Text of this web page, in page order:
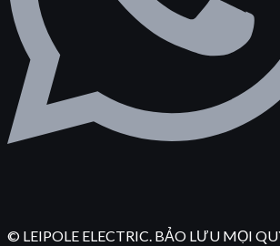
© LEIPOLE ELECTRIC. BẢO LƯU MỌI